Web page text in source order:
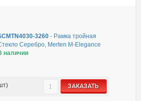
3260 - Рамка тройная
Серебро, Merten M-Elegance
наличии
ЗАКАЗАТЬ